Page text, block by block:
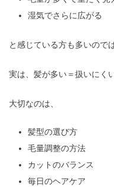
湿気でさらに広がる
と感じている方も多いので
実は、髪が多い＝扱いにく
大切なのは、
髪型の選び方
毛量調整の方法
カットのバランス
毎日のヘアケア